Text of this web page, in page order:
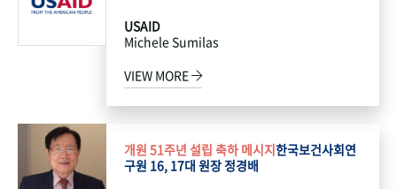
USAID
Michele Sumilas
VIEW MORE
개원 51주년 설립 축하 메시지한국보건사회연
구원 16, 17대 원장 정경배